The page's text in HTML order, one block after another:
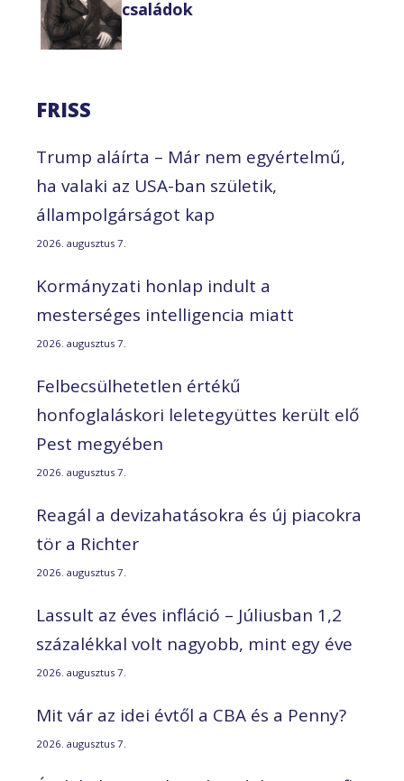
családok
FRISS
Trump aláírta – Már nem egyértelmű,
ha valaki az USA-ban születik,
állampolgárságot kap
2026. augusztus 7.
Kormányzati honlap indult a
mesterséges intelligencia miatt
2026. augusztus 7.
Felbecsülhetetlen értékű
honfoglaláskori leletegyüttes került elő
Pest megyében
2026. augusztus 7.
Reagál a devizahatásokra és új piacokra
tör a Richter
2026. augusztus 7.
Lassult az éves infláció – Júliusban 1,2
százalékkal volt nagyobb, mint egy éve
2026. augusztus 7.
Mit vár az idei évtől a CBA és a Penny?
2026. augusztus 7.